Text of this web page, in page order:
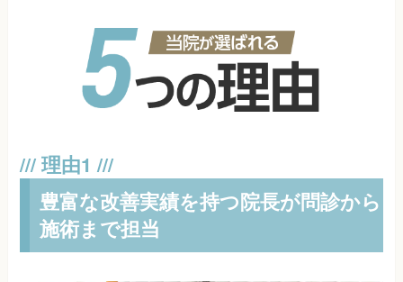
豊富な改善実績を持つ院長が問診から
施術まで担当